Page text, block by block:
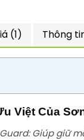
(1) Thông
Việt Của
Giúp giữ